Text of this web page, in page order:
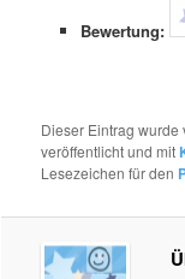
Bewertung:
Dieser Eintrag
veröffentlicht und mit
Lesezeichen für den